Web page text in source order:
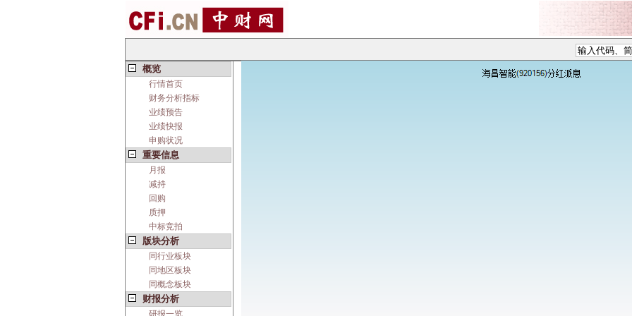
概览
行情首页
财务分析指标
业绩预告
业绩快报
申购状况
重要信息
月报
减持
回购
质押
中标竞拍
版块分析
同行业板块
同地区板块
同概念板块
财报分析
研报一览